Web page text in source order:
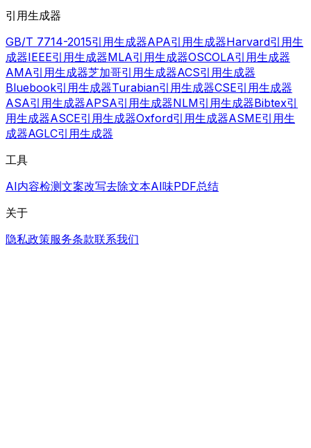
引用生成器
GB/T 7714-2015引用生成器APA引用生成器Harvard引用生
成器IEEE引用生成器MLA引用生成器OSCOLA引用生成器
AMA引用生成器芝加哥引用生成器ACS引用生成器
Bluebook引用生成器Turabian引用生成器CSE引用生成器
ASA引用生成器APSA引用生成器NLM引用生成器Bibtex引
用生成器ASCE引用生成器Oxford引用生成器ASME引用生
成器AGLC引用生成器
工具
AI内容检测文案改写去除文本AI味PDF总结
关于
隐私政策服务条款联系我们